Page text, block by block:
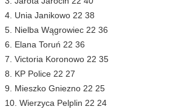
4. Unia Janikowo 22 38
5. Nielba Wągrowiec 22 36
6. Elana Toruń 22 36
7. Victoria Koronowo 22 35
8. KP Police 22 27
9. Mieszko Gniezno 22 25
10. Wierzyca Pelplin 22 24